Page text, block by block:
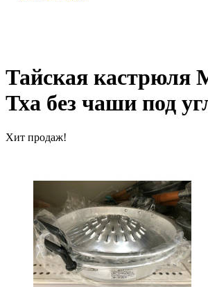
Тайская кастрюля
Тха без чаши под
Хит продаж!